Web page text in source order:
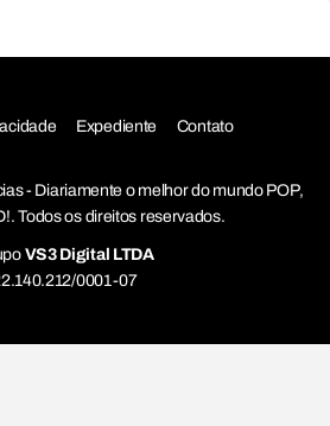
Expediente Contato
- Diariamente o melhor do mundo POP,
Todos os direitos reservados.
VS3 Digital LTDA
0001-07